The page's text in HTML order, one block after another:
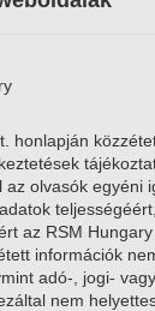
honlapján
az olvasók egyéni
az RSM
információk
adó-, jogi-
nem